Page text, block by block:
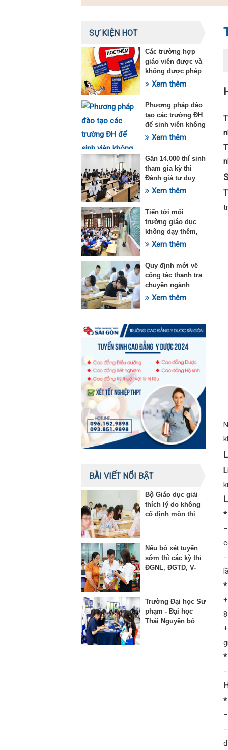
SỰ KIỆN HOT
Các trường hợp
giáo viên được và
không được phép
dạy thêm theo
Xem thêm
Phương pháp đào
tạo các trường ĐH
để sinh viên không
quá tải với ngành
Xem thêm
Gần 14.000 thí sinh
tham gia kỳ thi
Đánh giá tư duy
đợt 1 năm 2025
Xem thêm
Tiến tới môi
trường giáo dục
không dạy thêm,
học thêm
Xem thêm
Quy định mới về
công tác thanh tra
chuyên ngành
trong lĩnh vực giáo
Xem thêm
BÀI VIẾT NỔI BẬT
Bộ Giáo dục giải
thích lý do không
cố định môn thi
Nếu bỏ xét tuyển
sớm thì các kỳ thi
ĐGNL, ĐGTD, V-
Trường Đại học Sư
phạm - Đại học
Thái Nguyên bỏ
*
*
*
*